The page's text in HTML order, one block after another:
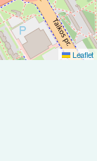
Leaflet